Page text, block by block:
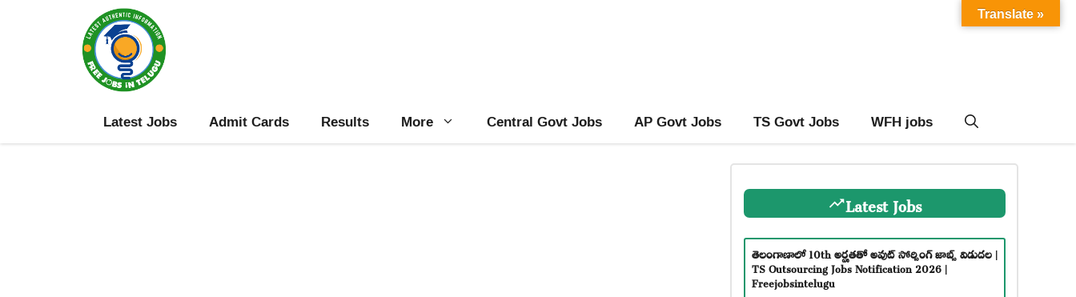
Latest Jobs Admit Cards Results More Central Govt Jobs AP Govt Jobs TS Govt Jobs WFH jobs
Latest Jobs
తెలంగాణాలో 10th అర్హతతో అవుట్ సోర్సింగ్ జాబ్స్ విడుదల |
TS Outsourcing Jobs Notification 2026 |
Freejobsintelugu
Translate »